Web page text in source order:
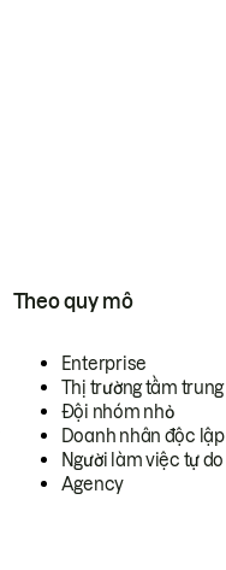
Theo quy mô
Enterprise
Thị trường tầm trung
Đội nhóm nhỏ
Doanh nhân độc lập
Người làm việc tự do
Agency